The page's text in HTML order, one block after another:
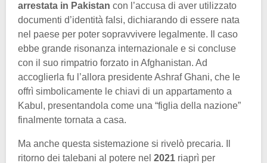
arrestata in Pakistan con l’accusa di aver utilizzato
documenti d’identità falsi, dichiarando di essere nata
nel paese per poter sopravvivere legalmente. Il caso
ebbe grande risonanza internazionale e si concluse
con il suo rimpatrio forzato in Afghanistan. Ad
accoglierla fu l’allora presidente Ashraf Ghani, che le
offrì simbolicamente le chiavi di un appartamento a
Kabul, presentandola come una “figlia della nazione”
finalmente tornata a casa.
Ma anche questa sistemazione si rivelò precaria. Il
ritorno dei talebani al potere nel 2021 riaprì per